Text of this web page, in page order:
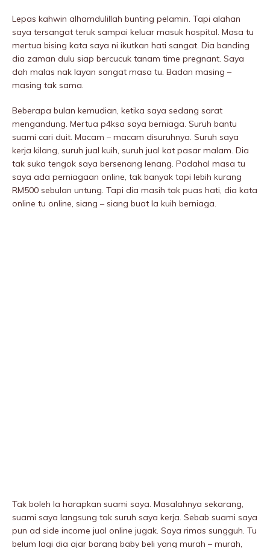
Lepas kahwin alhamdulillah bunting pelamin. Tapi alahan
saya tersangat teruk sampai keluar masuk hospitaI. Masa tu
mertua bising kata saya ni ikutkan hati sangat. Dia banding
dia zaman dulu siap bercucuk tanam time pregnant. Saya
dah malas nak layan sangat masa tu. Badan masing –
masing tak sama.
Beberapa bulan kemudian, ketika saya sedang sarat
mengandung. Mertua p4ksa saya berniaga. Suruh bantu
suami cari duit. Macam – macam disuruhnya. Suruh saya
kerja kilang, suruh jual kuih, suruh jual kat pasar malam. Dia
tak suka tengok saya bersenang lenang. Padahal masa tu
saya ada perniagaan online, tak banyak tapi lebih kurang
RM500 sebulan untung. Tapi dia masih tak puas hati, dia kata
online tu online, siang – siang buat la kuih berniaga.
Tak boleh la harapkan suami saya. Masalahnya sekarang,
suami saya langsung tak suruh saya kerja. Sebab suami saya
pun ad side income jual online jugak. Saya rimas sungguh. Tu
belum lagi dia ajar barang baby beli yang murah – murah,